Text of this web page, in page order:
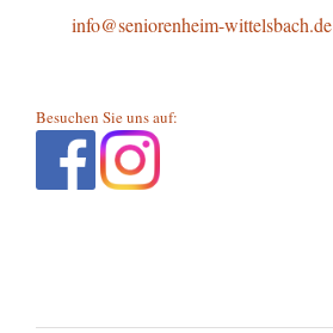
info@seniorenheim-wittelsbach.de
Besuchen Sie uns auf: